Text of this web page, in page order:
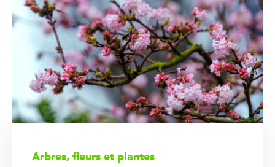
Arbres, fleurs et plantes